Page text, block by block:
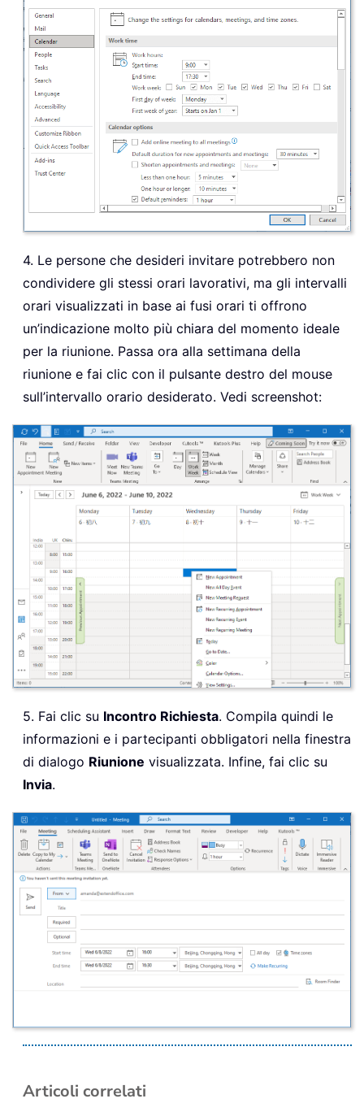
4. Le persone che desideri invitare potrebbero non
condividere gli stessi orari lavorativi, ma gli intervalli
orari visualizzati in base ai fusi orari ti offrono
un’indicazione molto più chiara del momento ideale
per la riunione. Passa ora alla settimana della
riunione e fai clic con il pulsante destro del mouse
sull’intervallo orario desiderato. Vedi screenshot:
5. Fai clic su Incontro Richiesta. Compila quindi le
informazioni e i partecipanti obbligatori nella finestra
di dialogo Riunione visualizzata. Infine, fai clic su
Invia.
Articoli correlati